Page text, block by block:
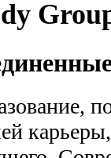
карьеры,